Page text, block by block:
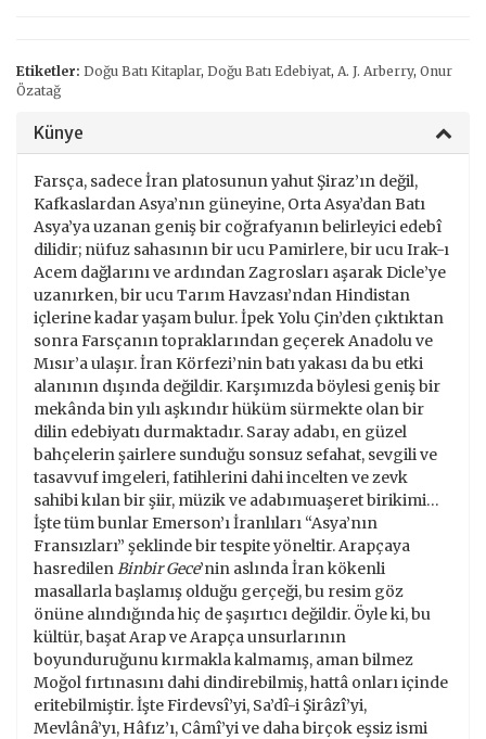
Etiketler: Doğu Batı Kitaplar, Doğu Batı Edebiyat, A. J. Arberry, Onur
Özatağ
Künye
Farsça, sadece İran platosunun yahut Şiraz’ın değil,
Kafkaslardan Asya’nın güneyine, Orta Asya’dan Batı
Asya’ya uzanan geniş bir coğrafyanın belirleyici edebî
dilidir; nüfuz sahasının bir ucu Pamirlere, bir ucu Irak-ı
Acem dağlarını ve ardından Zagrosları aşarak Dicle’ye
uzanırken, bir ucu Tarım Havzası’ndan Hindistan
içlerine kadar yaşam bulur. İpek Yolu Çin’den çıktıktan
sonra Farsçanın topraklarından geçerek Anadolu ve
Mısır’a ulaşır. İran Körfezi’nin batı yakası da bu etki
alanının dışında değildir. Karşımızda böylesi geniş bir
mekânda bin yılı aşkındır hüküm sürmekte olan bir
dilin edebiyatı durmaktadır. Saray adabı, en güzel
bahçelerin şairlere sunduğu sonsuz sefahat, sevgili ve
tasavvuf imgeleri, fatihlerini dahi incelten ve zevk
sahibi kılan bir şiir, müzik ve adabımuaşeret birikimi…
İşte tüm bunlar Emerson’ı İranlıları “Asya’nın
Fransızları” şeklinde bir tespite yöneltir. Arapçaya
hasredilenBinbir Gece’nin aslında İran kökenli
masallarla başlamış olduğu gerçeği, bu resim göz
önüne alındığında hiç de şaşırtıcı değildir. Öyle ki, bu
kültür, başat Arap ve Arapça unsurlarının
boyunduruğunu kırmakla kalmamış, aman bilmez
Moğol fırtınasını dahi dindirebilmiş, hattâ onları içinde
eritebilmiştir. İşte Firdevsî’yi, Sa’dî-i Şirâzî’yi,
Mevlânâ’yı, Hâfız’ı, Câmî’yi ve daha birçok eşsiz ismi